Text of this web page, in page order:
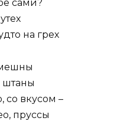
сами?
на грех
штаны
со вкусом –
пруссы